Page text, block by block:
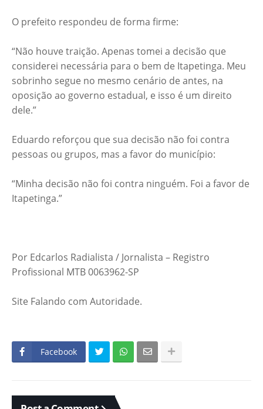
O prefeito respondeu de forma firme:
“Não houve traição. Apenas tomei a decisão que
considerei necessária para o bem de Itapetinga. Meu
sobrinho segue no mesmo cenário de antes, na
oposição ao governo estadual, e isso é um direito
dele.”
Eduardo reforçou que sua decisão não foi contra
pessoas ou grupos, mas a favor do município:
“Minha decisão não foi contra ninguém. Foi a favor de
Itapetinga.”
Por Edcarlos Radialista / Jornalista – Registro
Profissional MTB 0063962-SP
Site Falando com Autoridade.
Facebook